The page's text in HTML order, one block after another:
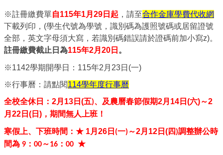
※註冊繳費單自115年1月29日起 ，請至合作金庫學費代收網
下載列印，(學生代號為學號，識別碼為護照號碼或居留證號
全部，英文字母須大寫，若識別碼錯誤請於證碼前加小寫z)。
註冊繳費截止日為115年2月20 日 。
※1142學期開學日：115年2月23日(一)
※行事曆：請點閱114學年度行事曆
全校全休日： 2月13 日 (五)、及農曆春節假期2月14日(六)～2
月22日(日) ，期間無人上班！
寒假上、下班時間：★ 1月26 日 (一) ～2月12 日 (四)調整辦公時
間為 9 ： 00～16 ： 00 ★